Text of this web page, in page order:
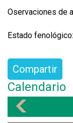
Oservaciones de
Estado
Compartir
Calendario